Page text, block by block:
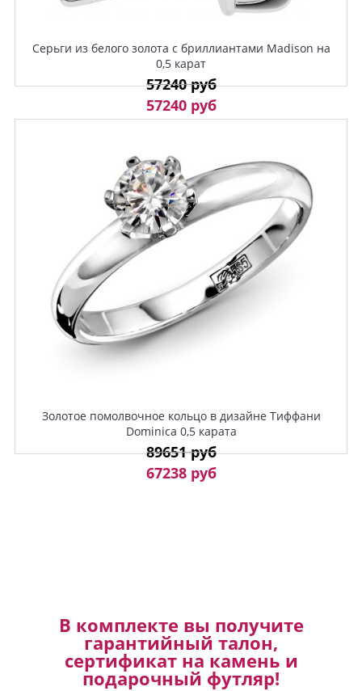
Серьги из белого золота с бриллиантами Madison на
0,5 карат
57240 руб
57240 руб
Золотое помолвочное кольцо в дизайне Тиффани
Dominica 0,5 карата
89651 руб
67238 руб
В комплекте вы получите
гарантийный талон,
сертификат на камень и
подарочный футляр!